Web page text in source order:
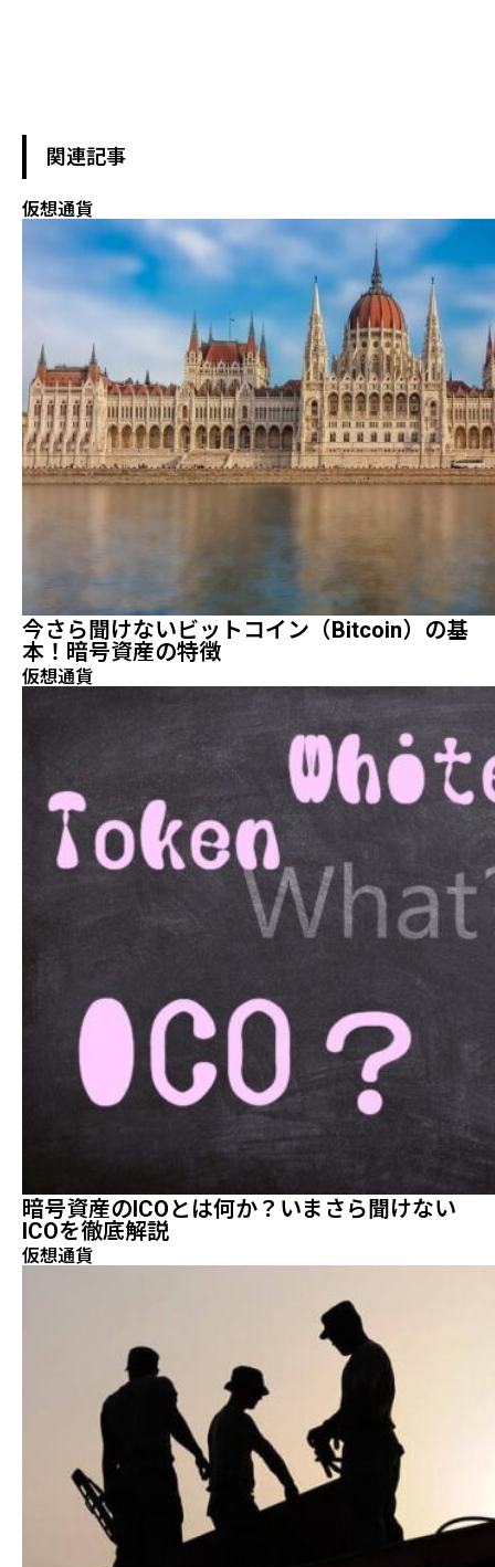
関連記事
仮想通貨
今さら聞けないビットコイン（Bitcoin）の基
本！暗号資産の特徴
仮想通貨
暗号資産のICOとは何か？いまさら聞けない
ICOを徹底解説
仮想通貨